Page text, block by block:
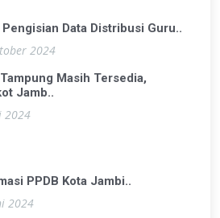
Pengisian Data Distribusi Guru..
2024
Tampung Masih Tersedia,
Jamb..
2024
PPDB Kota Jambi..
2024